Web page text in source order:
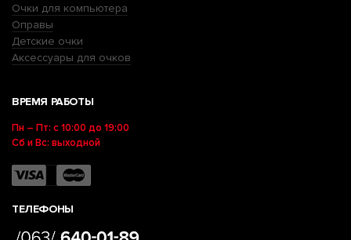
Очки для компьютера
Оправы
Детские очки
Аксессуары для очков
ВРЕМЯ РАБОТЫ
Пн – Пт: с 10:00 до 19:00
Сб и Вс: выходной
ТЕЛЕФОНЫ